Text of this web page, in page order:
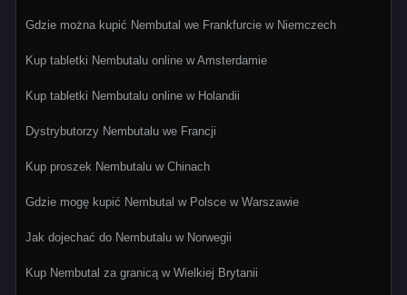
Gdzie można kupić Nembutal we Frankfurcie w Niemczech
Kup tabletki Nembutalu online w Amsterdamie
Kup tabletki Nembutalu online w Holandii
Dystrybutorzy Nembutalu we Francji
Kup proszek Nembutalu w Chinach
Gdzie mogę kupić Nembutal w Polsce w Warszawie
Jak dojechać do Nembutalu w Norwegii
Kup Nembutal za granicą w Wielkiej Brytanii